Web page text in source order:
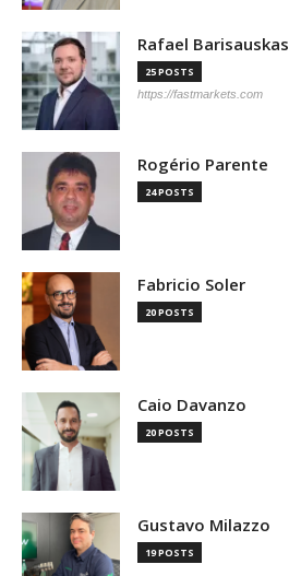
Rafael Barisauskas
25 POSTS
https://fastmarkets.com
Rogério Parente
24 POSTS
Fabricio Soler
20 POSTS
Caio Davanzo
20 POSTS
Gustavo Milazzo
19 POSTS